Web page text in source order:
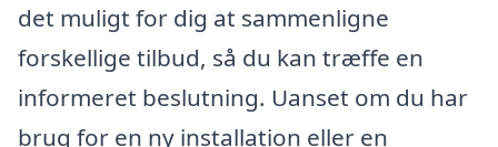
det muligt for dig at sammenligne
forskellige tilbud, så du kan træffe en
informeret beslutning. Uanset om du har
brug for en ny installation eller en